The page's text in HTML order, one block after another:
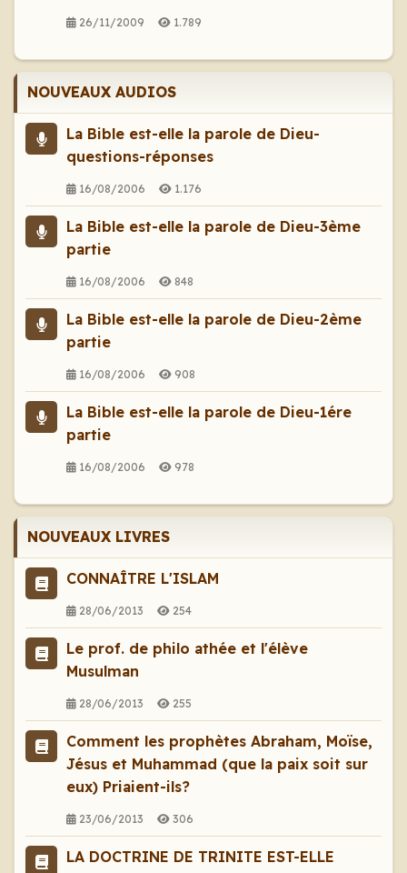
26/11/2009 1.789
NOUVEAUX AUDIOS
La Bible est-elle la parole de Dieu-
questions-réponses
16/08/2006 1.176
La Bible est-elle la parole de Dieu-3ème
partie
16/08/2006 848
La Bible est-elle la parole de Dieu-2ème
partie
16/08/2006 908
La Bible est-elle la parole de Dieu-1ére
partie
16/08/2006 978
NOUVEAUX LIVRES
CONNAÎTRE L'ISLAM
28/06/2013 254
Le prof. de philo athée et l'élève
Musulman
28/06/2013 255
Comment les prophètes Abraham, Moïse,
Jésus et Muhammad (que la paix soit sur
eux) Priaient-ils?
23/06/2013 306
LA DOCTRINE DE TRINITE EST-ELLE